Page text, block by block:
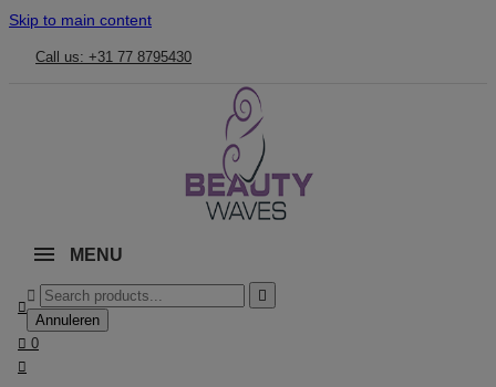
Skip to main content
Call us: +31 77 8795430
MENU



Annuleren
 0
